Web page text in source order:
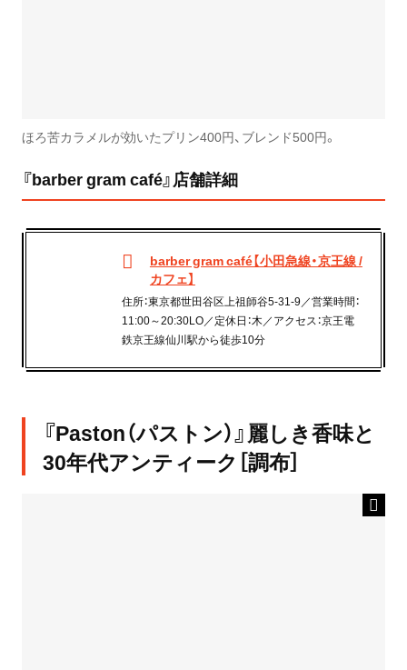
ほろ苦カラメルが効いたプリン400円、ブレンド500円。
『barber gram café』店舗詳細
barber gram café【小田急線・京王線 /
カフェ】
住所：東京都世田谷区上祖師谷5-31-9／営業時間：
11:00～20:30LO／定休日：木／アクセス：京王電
鉄京王線仙川駅から徒歩10分
『Paston（パストン）』麗しき香味と
30年代アンティーク［調布］